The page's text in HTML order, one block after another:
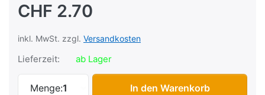
CHF 2.70
inkl. MwSt. zzgl. Versandkosten
Lieferzeit: ab Lager
Menge:1
Vario-Gleiter Piaggio, Original (Stück) zu
In den Warenkorb